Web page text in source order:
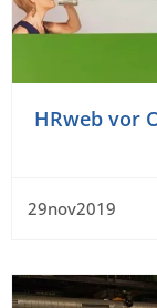
HRweb vor
29nov2019